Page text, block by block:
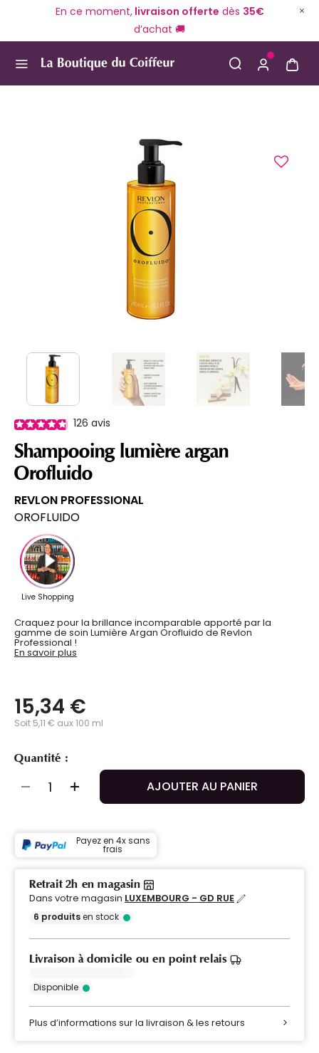
En ce moment,livraison offerte dès 35€
d’achat 🚚
126 avis
Shampooing lumière argan
Orofluido
REVLON PROFESSIONAL
OROFLUIDO
Craquez pour la brillance incomparable apporté par la
gamme de soin Lumière Argan Orofluido de Revlon
Professional !
En savoir plus
15,34 €
Soit 5,11 € aux 100 ml
Quantité :
AJOUTER AU PANIER
Payez en 4x sans
frais
Retrait 2h en magasin
Dans votre magasin LUXEMBOURG - GD RUE
6 produitsen stock
Livraison à domicile ou en point relais
Disponible
Plus d’informations sur la livraison & les retours